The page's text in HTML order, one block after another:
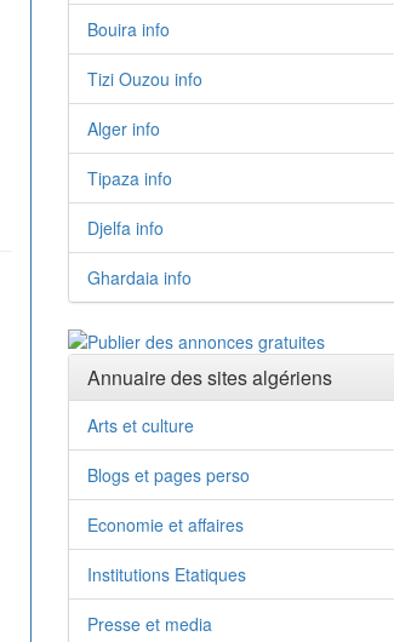
Bouira info
Tizi Ouzou info
Alger info
Tipaza info
Djelfa info
Ghardaia info
Annuaire des sites algériens
Arts et culture
Blogs et pages perso
Economie et affaires
Institutions Etatiques
Presse et media